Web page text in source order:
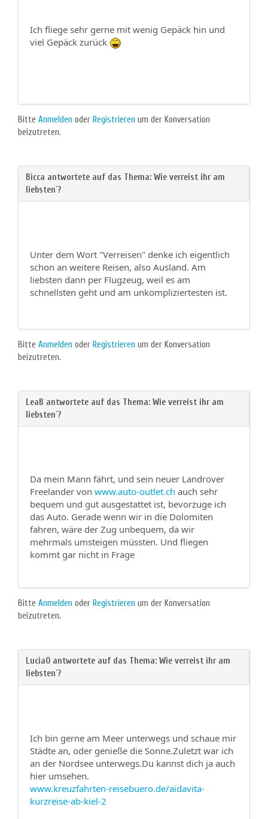
Ich fliege sehr gerne mit wenig Gepäck hin und
viel Gepäck zurück
Bitte Anmelden oder Registrieren um der Konversation
beizutreten.
Unter dem Wort "Verreisen" denke ich eigentlich
schon an weitere Reisen, also Ausland. Am
liebsten dann per Flugzeug, weil es am
schnellsten geht und am unkompliziertesten ist.
Bitte Anmelden oder Registrieren um der Konversation
beizutreten.
Da mein Mann fährt, und sein neuer Landrover
Freelander von www.auto-outlet.ch auch sehr
bequem und gut ausgestattet ist, bevorzuge ich
das Auto. Gerade wenn wir in die Dolomiten
fahren, wäre der Zug unbequem, da wir
mehrmals umsteigen müssten. Und fliegen
kommt gar nicht in Frage
Bitte Anmelden oder Registrieren um der Konversation
beizutreten.
Ich bin gerne am Meer unterwegs und schaue mir
Städte an, oder genieße die Sonne.Zuletzt war ich
an der Nordsee unterwegs.Du kannst dich ja auch
hier umsehen.
www.kreuzfahrten-reisebuero.de/aidavita-
kurzreise-ab-kiel-2